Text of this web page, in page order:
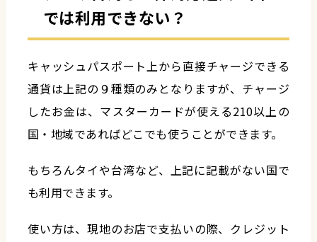
では利用できない？
キャッシュパスポート上から直接チャージできる
通貨は上記の９種類のみとなりますが、チャージ
したお金は、マスターカードが使える210以上の
国・地域であればどこでも使うことができます。
もちろんタイや台湾など、上記に記載がない国で
も利用できます。
使い方は、現地のお店で支払いの際、クレジット